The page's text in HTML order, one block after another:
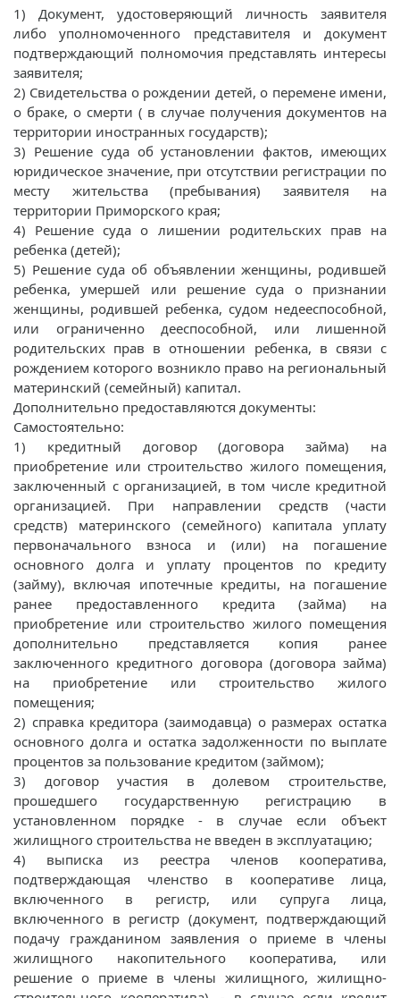
1) Документ, удостоверяющий личность заявителя
либо уполномоченного представителя и документ
подтверждающий полномочия представлять интересы
заявителя;
2) Свидетельства о рождении детей, о перемене имени,
о браке, о смерти ( в случае получения документов на
территории иностранных государств);
3) Решение суда об установлении фактов, имеющих
юридическое значение, при отсутствии регистрации по
месту жительства (пребывания) заявителя на
территории Приморского края;
4) Решение суда о лишении родительских прав на
ребенка (детей);
5) Решение суда об объявлении женщины, родившей
ребенка, умершей или решение суда о признании
женщины, родившей ребенка, судом недееспособной,
или ограниченно дееспособной, или лишенной
родительских прав в отношении ребенка, в связи с
рождением которого возникло право на региональный
материнский (семейный) капитал.
Дополнительно предоставляются документы:
Самостоятельно:
1) кредитный договор (договора займа) на
приобретение или строительство жилого помещения,
заключенный с организацией, в том числе кредитной
организацией. При направлении средств (части
средств) материнского (семейного) капитала уплату
первоначального взноса и (или) на погашение
основного долга и уплату процентов по кредиту
(займу), включая ипотечные кредиты, на погашение
ранее предоставленного кредита (займа) на
приобретение или строительство жилого помещения
дополнительно представляется копия ранее
заключенного кредитного договора (договора займа)
на приобретение или строительство жилого
помещения;
2) справка кредитора (заимодавца) о размерах остатка
основного долга и остатка задолженности по выплате
процентов за пользование кредитом (займом);
3) договор участия в долевом строительстве,
прошедшего государственную регистрацию в
установленном порядке - в случае если объект
жилищного строительства не введен в эксплуатацию;
4) выписка из реестра членов кооператива,
подтверждающая членство в кооперативе лица,
включенного в регистр, или супруга лица,
включенного в регистр (документ, подтверждающий
подачу гражданином заявления о приеме в члены
жилищного накопительного кооператива, или
решение о приеме в члены жилищного, жилищно-